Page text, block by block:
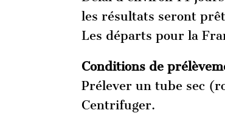
les résultats seront
Les départs pour la
Conditions de
Prélever un tube sec
Centrifuger.